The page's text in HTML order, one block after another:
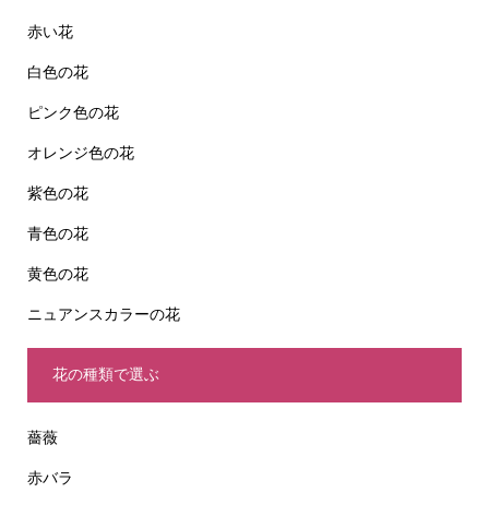
赤い花
白色の花
ピンク色の花
オレンジ色の花
紫色の花
青色の花
黄色の花
ニュアンスカラーの花
花の種類で選ぶ
薔薇
赤バラ